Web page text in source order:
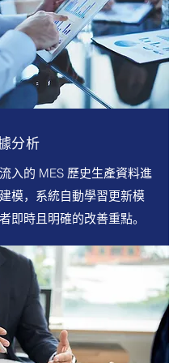
分析
入的 MES 歷史生產資料進
模，系統自動學習更新模
即時且明確的改善重點。